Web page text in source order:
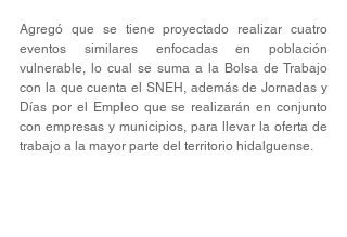
Agregó que se tiene proyectado realizar cuatro
eventos similares enfocadas en población
vulnerable, lo cual se suma a la Bolsa de Trabajo
con la que cuenta el SNEH, además de Jornadas y
Días por el Empleo que se realizarán en conjunto
con empresas y municipios, para llevar la oferta de
trabajo a la mayor parte del territorio hidalguense.